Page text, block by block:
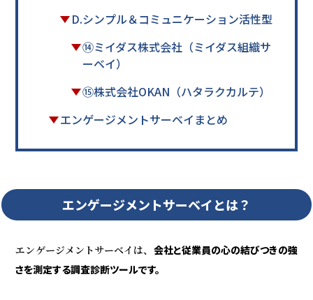
D.シンプル＆コミュニケーション活性型
⑭ミイダス株式会社（ミイダス組織サ
ーベイ）
⑮株式会社OKAN（ハタラクカルテ）
エンゲージメントサーベイまとめ
エンゲージメントサーベイとは？
エンゲージメントサーベイは、 会社と従業員の心の結びつきの強
さを測定する調査診断ツールです。